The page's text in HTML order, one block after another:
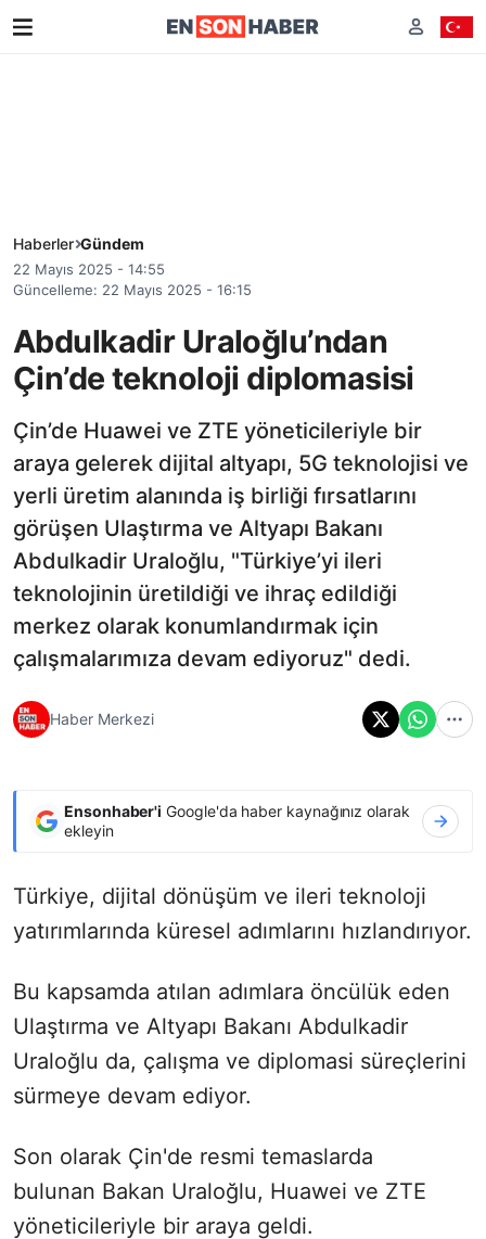
Haberler Gündem
22 Mayıs 2025 - 14:55
Güncelleme: 22 Mayıs 2025 - 16:15
Abdulkadir Uraloğlu’ndan
Çin’de teknoloji diplomasisi
Çin’de Huawei ve ZTE yöneticileriyle bir
araya gelerek dijital altyapı, 5G teknolojisi ve
yerli üretim alanında iş birliği fırsatlarını
görüşen Ulaştırma ve Altyapı Bakanı
Abdulkadir Uraloğlu, "Türkiye’yi ileri
teknolojinin üretildiği ve ihraç edildiği
merkez olarak konumlandırmak için
çalışmalarımıza devam ediyoruz" dedi.
Haber Merkezi
Ensonhaber'i Google'da haber kaynağınız olarak
ekleyin
Türkiye, dijital dönüşüm ve ileri teknoloji
yatırımlarında küresel adımlarını hızlandırıyor.
Bu kapsamda atılan adımlara öncülük eden
Ulaştırma ve Altyapı Bakanı Abdulkadir
Uraloğlu da, çalışma ve diplomasi süreçlerini
sürmeye devam ediyor.
Son olarak Çin'de resmi temaslarda
bulunan Bakan Uraloğlu, Huawei ve ZTE
yöneticileriyle bir araya geldi.